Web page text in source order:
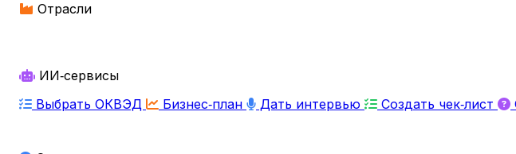
Отрасли
ИИ‑сервисы
Выбрать ОКВЭД
Бизнес‑план Дать интервью Создать чек‑лист